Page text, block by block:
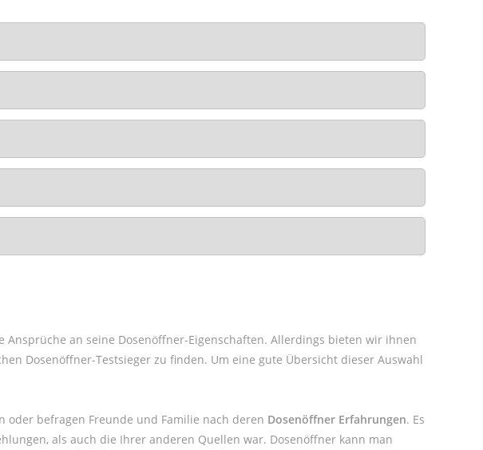
Ansprüche an seine Dosenöffner-Eigenschaften. Allerdings bieten wir ihnen
Dosenöffner-Testsieger zu finden. Um eine gute Übersicht dieser Auswahl
befragen Freunde und Familie nach deren Dosenöffner Erfahrungen. Es
als auch die Ihrer anderen Quellen war. Dosenöffner kann man